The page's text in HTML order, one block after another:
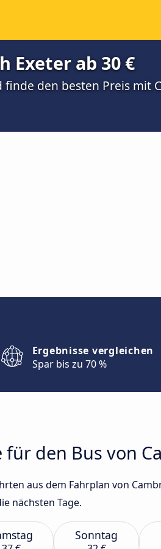
Exeter ab 30 €
den besten Preis mit
Ergebnisse vergleichen
Spar bis zu 70 %
den Bus von
aus dem Fahrplan von
nächsten Tage.
Sonntag